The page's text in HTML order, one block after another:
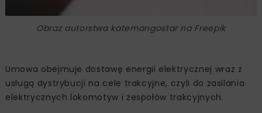
Obraz autorstwa katemangostar na Freepik
Umowa obejmuje dostawę energii elektrycznej wraz z
usługą dystrybucji na cele trakcyjne, czyli do zasilania
elektrycznych lokomotyw i zespołów trakcyjnych.